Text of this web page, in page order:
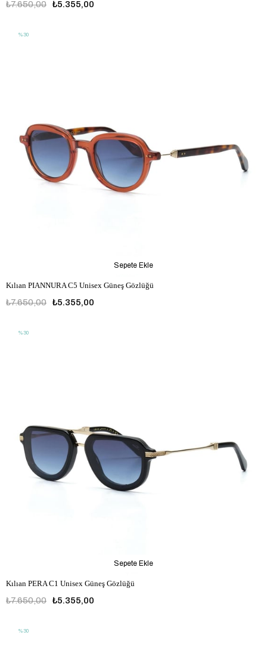
₺5.355,00
₺7.650,00
Kılıan PIANNURA C5 Unisex Güneş Gözlüğü
₺5.355,00
₺7.650,00
Sepete Ekle
%30
Kılıan PERA C1 Unisex Güneş Gözlüğü
₺5.355,00
₺7.650,00
Sepete Ekle
%30
%30